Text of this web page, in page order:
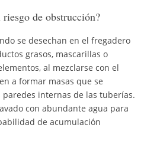
de obstrucción?
se desechan en el fregadero
grasos, mascarillas o
al mezclarse con el
a formar masas que se
internas de las tuberías.
con abundante agua para
de acumulación